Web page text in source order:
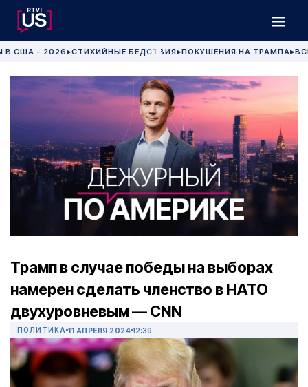
В США - 2026 ▶СТИХИЙНЫЕ БЕДСТВИЯ▶ПОКУШЕНИЯ НА ТРАМПА▶
Трамп в случае победы на выборах
намерен сделать членство в НАТО
двухуровневым — CNN
ПОЛИТИКА 11 АПРЕЛЯ 2024 12:39